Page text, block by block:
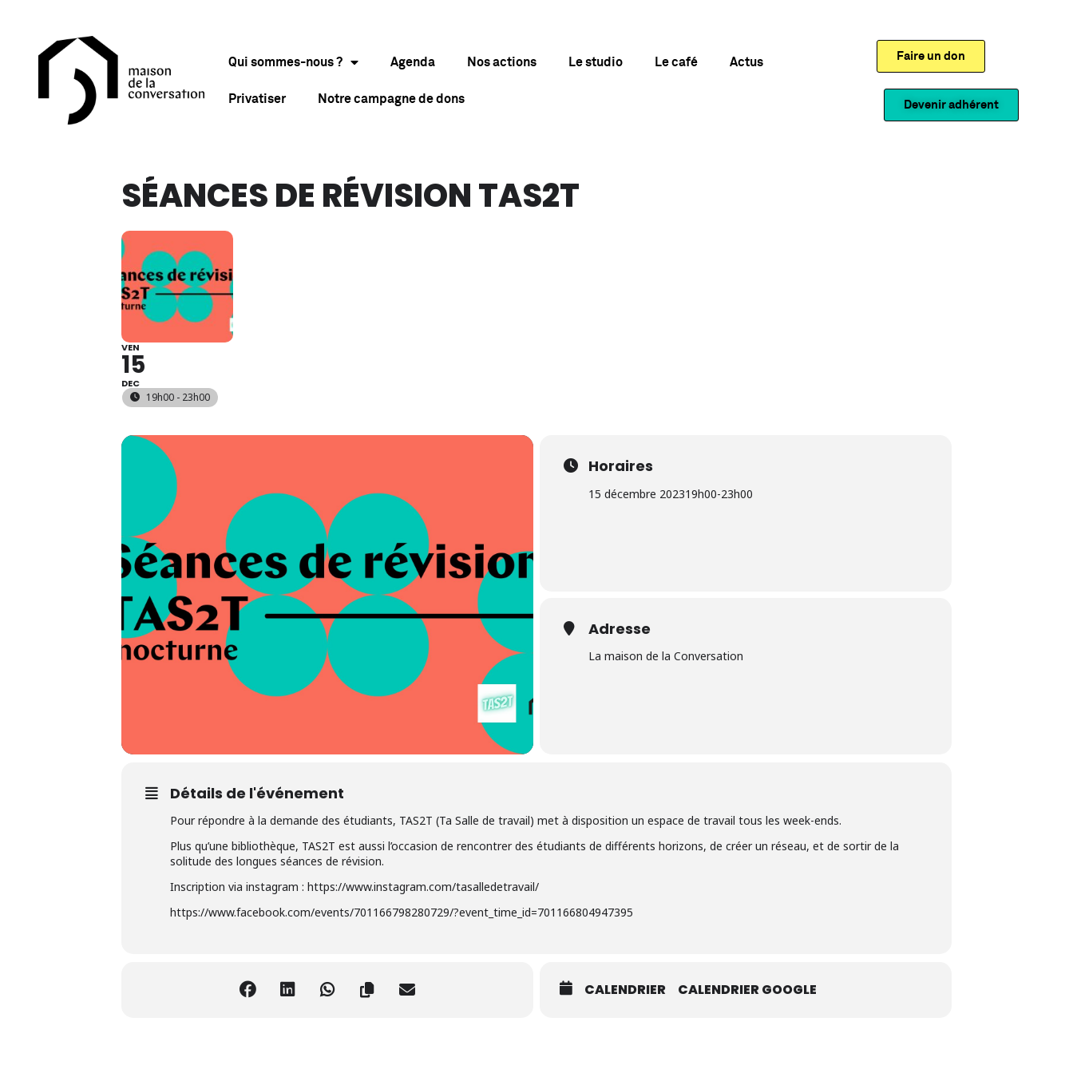
Qui sommes-nous ? Agenda Nos actions Le studio Le café Actus
Privatiser Notre campagne de dons
Faire un don
Devenir adhérent
SÉANCES DE RÉVISION TAS2T
VEN
15
DEC
19h00 - 23h00
Horaires
15 décembre 202319h00-23h00
Adresse
La maison de la Conversation
Détails de l'événement
Pour répondre à la demande des étudiants, TAS2T (Ta Salle de travail) met à disposition un espace de travail tous les week-ends.
Plus qu’une bibliothèque, TAS2T est aussi l’occasion de rencontrer des étudiants de différents horizons, de créer un réseau, et de sortir de la
solitude des longues séances de révision.
Inscription via instagram : https://www.instagram.com/tasalledetravail/
https://www.facebook.com/events/701166798280729/?event_time_id=701166804947395
CALENDRIER CALENDRIER GOOGLE